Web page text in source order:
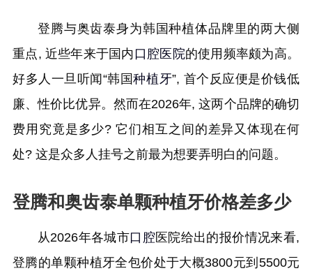
登腾与奥齿泰身为韩国种植体品牌里的两大侧
重点, 近些年来于国内 口腔医院的使用频率颇为高。
好多人一旦听闻“韩国种植牙”, 首个反应便是价钱低
廉、性价比优异。然而在2026年, 这两个品牌的确切
费用究竟是多少? 它们相互之间的差异又体现在何
处? 这是众多人挂号之前最为想要弄明白的问题。
登腾和奥齿泰单颗种植牙价格差多少
从2026年各城市口腔医院给出的报价情况来看,
登腾的单颗种植牙全包价处于大概3800元到5500元